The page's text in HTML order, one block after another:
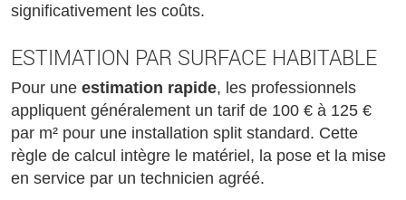
significativement les coûts.
ESTIMATION PAR SURFACE HABITABLE
Pour une estimation rapide, les professionnels
appliquent généralement un tarif de 100 € à 125 €
par m² pour une installation split standard. Cette
règle de calcul intègre le matériel, la pose et la mise
en service par un technicien agréé.